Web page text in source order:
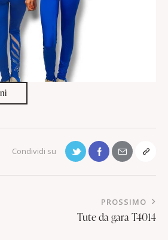
PROSSIMO
Tute da gara T4014